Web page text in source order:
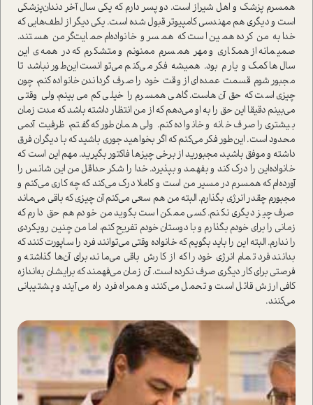
همسرم پزشک و اهل شیراز ا‌ست. دو پسر دارم که یکی سال آخر دندان‌پزشکی
ا‌ست و د‌یگری هم مهندسی کامپیوتر قبول شده ا‌ست. یکی دیگر از لطف‌هایی که
خدا به من کرده همین ا‌ست که همسر و خانواده‌ام حمایت‌گر من هستند‌.
صمیمانه از همکاری و مهر همسرم ممنونم و متشکرم که در همه‌ی این
سال‌ها کمک و یارم بود. همیشه فکر می‌کنم می‌توانست این‌طور نباشد تا
مجبور شوم قسمت عمده‌ای از وقت خود را صرف گرداندن خانواده کنم، چون
چیزی ا‌ست که حق آن‌ها‌ست. گاهی همسرم را خیلی کم می‌بینم، ولی وقتی
می‌بینم دقیقا این حق را به او می‌دهم که از من انتظار داشته باشد که مدت زمان
بیشتری را صرف خانه و خانواده کنم. ولی همان‌طور که گفتم، ظرفیت آدمی
محدود ا‌ست. این‌طور فکر می‌کنم که اگر بخواهید جوری باشید که با دیگران فرق
داشته و موفق باشید، مجبورید از برخی چیزها فاکتور بگیرید. مهم این ا‌ست که
خانواده‌این را درک کند و بفهمد و بپذیرد. خدا را شکر حداقل من این شانس را
آورده‌ام که همسرم در مسیر من ا‌ست و کاملا درک می‌کند که چه کاری می‌کنم و
مجبورم چقدر انرژی بگذارم. البته من هم سعی می‌کنم آن چیزی که باقی می‌ماند
صرف چیز د‌یگری نکنم. کسی ممکن ا‌ست بگوید من خودم هم حق دارم که
زمانی را برای خودم بگذارم و با دوستان خودم تفریح کنم، اما من چنین رویکردی
را ندارم. البته این را باید بگویم که خانواده وقتی می‌توانند فرد را ساپورت کنند که
بدانند فرد تمام انرژی خود را که از کارش باقی می‌ماند، برای آن‌ها گذاشته و
فرصتی برای کار د‌یگری صرف نکرده ا‌ست. آن زمان می‌فهمند که برایشان به‌اندازه
کافی ارزش قائل ا‌ست و تحمل می‌کنند و همراه فرد راه می‌آیند و پشتیبانی
می‌کنند.